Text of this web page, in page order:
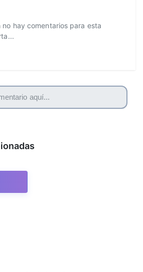
no hay comentarios para esta